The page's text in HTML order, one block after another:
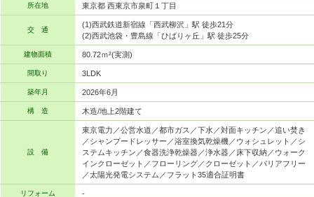
所在地 東京都 西東京市泉町１丁目
交 通
(1)西武鉄道新宿線「西武柳沢」駅 徒歩21分
(2)西武池袋・豊島線「ひばりヶ丘」駅 徒歩25分
建物面積 80.72ｍ²(実測)
間取り 3LDK
築年月 2026年6月
構 造 木造/地上2階建て
設 備
東京電力／公営水道／都市ガス／下水／対面キッチン／追い焚き
／シャンプードレッサー／浴室換気乾燥機／ウォシュレット／シ
ステムキッチン／食器洗浄乾燥器／浄水器／床下収納／ウォーク
インクローゼット／フローリング／クローゼット／バリアフリー
／太陽光発電システム／フラット35適合証明書
リフォーム -